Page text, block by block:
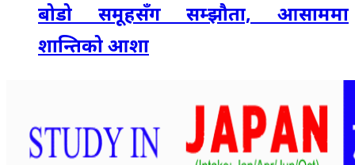
बोडो समूहसँग सम्झौता, आसाममा
शान्तिको आशा